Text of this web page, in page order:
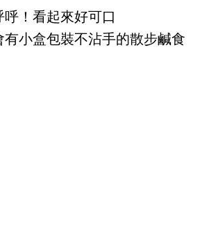
呼！看起來好可口
小盒包裝不沾手的散步鹹食